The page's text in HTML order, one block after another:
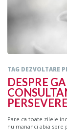
TAG DEZVOLTARE
DESPRE
Pare ca toate zilele
nu mananci abia spre